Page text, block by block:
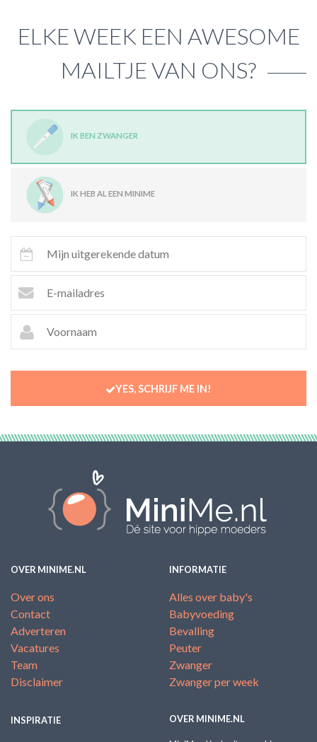
ELKE WEEK EEN AWESOME
MAILTJE VAN ONS?
IK BEN ZWANGER
IK HEB AL EEN MINIME
YES, SCHRIJF ME IN!
OVER MINIME.NL
Over ons
Contact
Adverteren
Vacatures
Team
Disclaimer
INFORMATIE
Alles over baby's
Babyvoeding
Bevalling
Peuter
Zwanger
Zwanger per week
INSPIRATIE OVER MINIME.NL